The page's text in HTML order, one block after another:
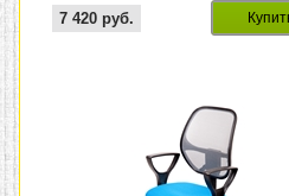
7 420 руб.